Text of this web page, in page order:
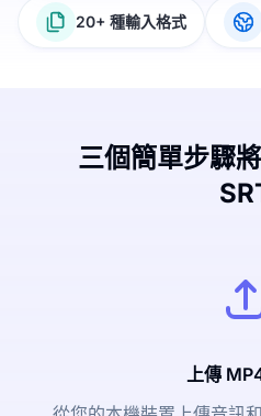
20+ 種輸入格式
三個簡單步驟
上傳